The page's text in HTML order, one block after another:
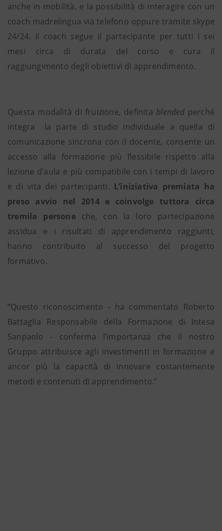
anche in mobilità, e la possibilità di interagire con un
coach madrelingua via telefono oppure tramite skype
24/24. Il coach segue il partecipante per tutti i sei
mesi circa di durata del corso e cura il
raggiungimento degli obiettivi di apprendimento.
Questa modalità di fruizione, definita blended perché
integra la parte di studio individuale a quella di
comunicazione sincrona con il docente, consente un
accesso alla formazione più flessibile rispetto alla
lezione d’aula e più compatibile con i tempi di lavoro
e di vita dei partecipanti. L’iniziativa premiata ha
preso avvio nel 2014 e coinvolge tuttora circa
tremila personeche, con la loro partecipazione
assidua e i risultati di apprendimento raggiunti,
hanno contribuito al successo del progetto
formativo.
“Questo riconoscimento - ha commentato Roberto
Battaglia Responsabile della Formazione di Intesa
Sanpaolo - conferma l’importanza che il nostro
Gruppo attribuisce agli investimenti in formazione e
ancor più la capacità di innovare costantemente
metodi e contenuti di apprendimento.”